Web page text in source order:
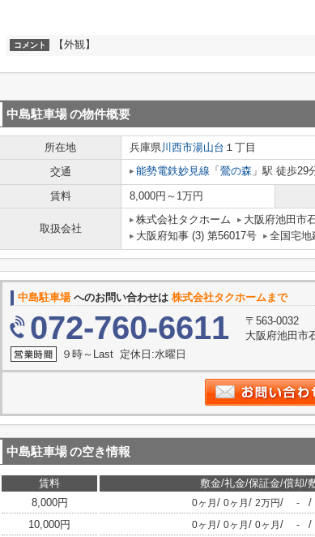
コメント 【外観】
中島駐車場の物件概要
所在地 兵庫県川西市湯山台 １丁目
交通
能勢電鉄妙見線 「 鶯の森 」駅 徒歩29
賃料 8,000円～1万円
取扱会社
株式会社タクホーム 大阪府池田市
大阪府知事 (3) 第56017号
全国宅地
中島駐車場へのお問い合わせは 株式会社タクホームまで
072-760-6611
〒563-0032
大阪府池田市
９時～Last 定休日:水曜日
中島駐車場の空き情報
賃料 敷金/礼金/保証金/償却/
8,000円
0ヶ月 / 0ヶ月 / 2万円/ - /
10,000円
0ヶ月 / 0ヶ月 / 0ヶ月 / - /